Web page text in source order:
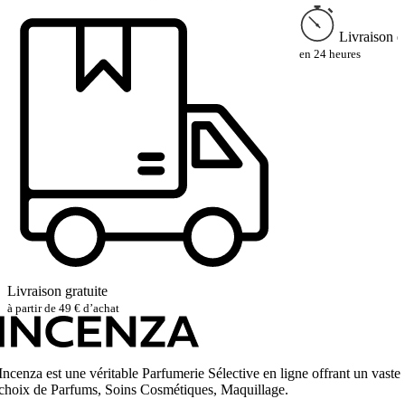
Livraison gratuite
à partir de 49 € d’achat
Livraison
en 24 heures
est une véritable Parfumerie Sélective en ligne offrant un vaste
de Parfums, Soins Cosmétiques, Maquillage.